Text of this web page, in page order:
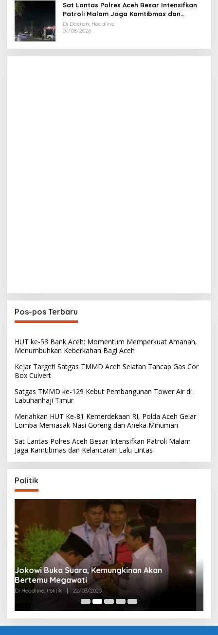
Sat Lantas Polres Aceh Besar Intensifkan
Patroli Malam Jaga Kamtibmas dan
Kelancaran Lalu Lintas
Di Daerah, Headline
07/08/2026
Pos-pos Terbaru
HUT ke-53 Bank Aceh: Momentum Memperkuat Amanah,
Menumbuhkan Keberkahan Bagi Aceh
Kejar Target! Satgas TMMD Aceh Selatan Tancap Gas Cor
Box Culvert
Satgas TMMD ke-129 Kebut Pembangunan Tower Air di
Labuhanhaji Timur
Meriahkan HUT Ke-81 Kemerdekaan RI, Polda Aceh Gelar
Lomba Memasak Nasi Goreng dan Aneka Minuman
Sat Lantas Polres Aceh Besar Intensifkan Patroli Malam
Jaga Kamtibmas dan Kelancaran Lalu Lintas
Politik
Partai Perjuangan Aceh Bangun Peran
Perempuan di Parlemen Aceh
Di Politik | 12/03/2025